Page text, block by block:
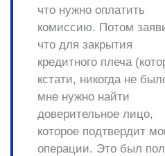
что нужно оплатить
комиссию. Потом
что для закрытия
кредитного плеча
кстати, никогда не
мне нужно найти
доверительное лицо,
которое подтвердит
операции. Это был